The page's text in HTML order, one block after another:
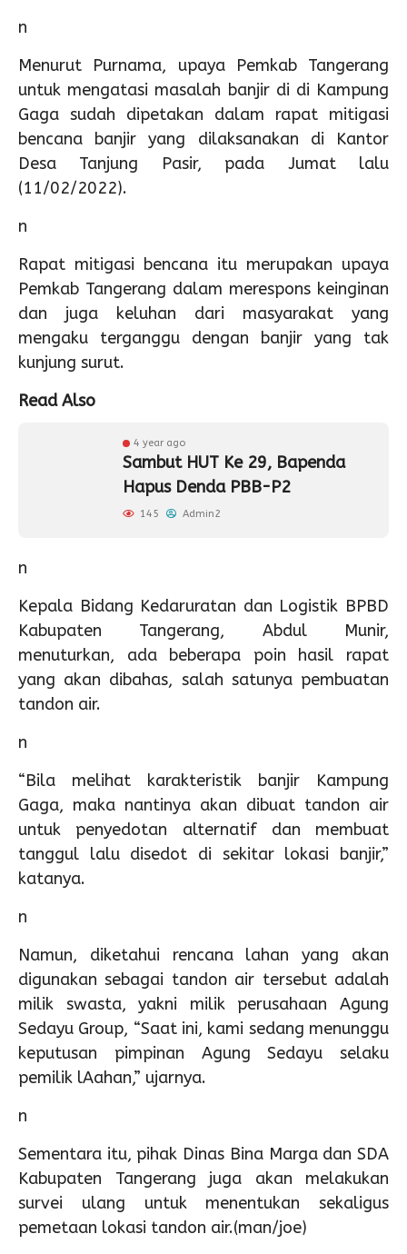
n
Menurut Purnama, upaya Pemkab Tangerang
untuk mengatasi masalah banjir di di Kampung
Gaga sudah dipetakan dalam rapat mitigasi
bencana banjir yang dilaksanakan di Kantor
Desa Tanjung Pasir, pada Jumat lalu
(11/02/2022).
n
Rapat mitigasi bencana itu merupakan upaya
Pemkab Tangerang dalam merespons keinginan
dan juga keluhan dari masyarakat yang
mengaku terganggu dengan banjir yang tak
kunjung surut.
Read Also
4 year ago
Sambut HUT Ke 29, Bapenda
Hapus Denda PBB-P2
145 Admin2
n
Kepala Bidang Kedaruratan dan Logistik BPBD
Kabupaten Tangerang, Abdul Munir,
menuturkan, ada beberapa poin hasil rapat
yang akan dibahas, salah satunya pembuatan
tandon air.
n
“Bila melihat karakteristik banjir Kampung
Gaga, maka nantinya akan dibuat tandon air
untuk penyedotan alternatif dan membuat
tanggul lalu disedot di sekitar lokasi banjir,”
katanya.
n
Namun, diketahui rencana lahan yang akan
digunakan sebagai tandon air tersebut adalah
milik swasta, yakni milik perusahaan Agung
Sedayu Group, “Saat ini, kami sedang menunggu
keputusan pimpinan Agung Sedayu selaku
pemilik lAahan,” ujarnya.
n
Sementara itu, pihak Dinas Bina Marga dan SDA
Kabupaten Tangerang juga akan melakukan
survei ulang untuk menentukan sekaligus
pemetaan lokasi tandon air.(man/joe)